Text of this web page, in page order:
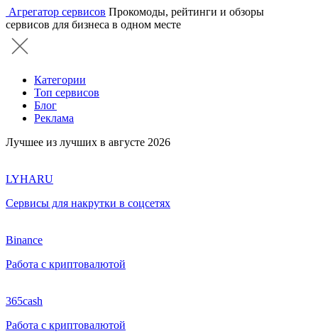
Агрегатор сервисов Прокомоды, рейтинги и обзоры
сервисов для бизнеса в одном месте
Категории
Топ сервисов
Блог
Реклама
Лучшее из лучших в августе 2026
LYHARU
Сервисы для накрутки в соцсетях
Binance
Работа с криптовалютой
365cash
Работа с криптовалютой